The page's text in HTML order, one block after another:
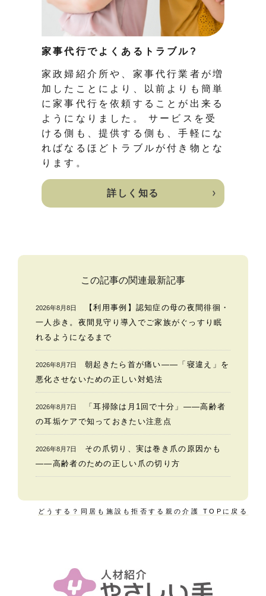
家事代行でよくあるトラブル?
家政婦紹介所や、家事代行業者が増
加したことにより、以前よりも簡単
に家事代行を依頼することが出来る
ようになりました。 サービスを受
ける側も、提供する側も、手軽にな
ればなるほどトラブルが付き物とな
ります。
詳しく知る
この記事の関連最新記事
2026年8月8日
【利用事例】認知症の母の夜間徘徊・
一人歩き。夜間見守り導入でご家族がぐっすり眠
れるようになるまで
2026年8月7日
朝起きたら首が痛い——「寝違え」を
悪化させないための正しい対処法
2026年8月7日
「耳掃除は月1回で十分」——高齢者
の耳垢ケアで知っておきたい注意点
2026年8月7日
その爪切り、実は巻き爪の原因かも
——高齢者のための正しい爪の切り方
どうする？同居も施設も拒否する親の介護 TOPに戻る